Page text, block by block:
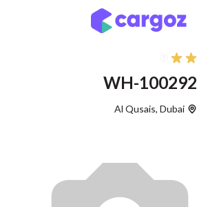
تخطي للذهاب إلى المحتوى
WH-100292
Al Qusais, Dubai